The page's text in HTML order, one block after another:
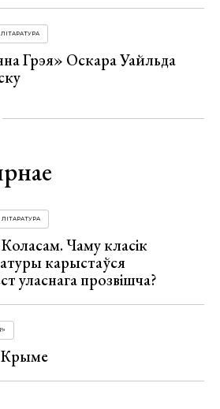
ЛІТАРАТУРА
Грэя» Оскара Уайльда
ЛІТАРАТУРА
Чаму класік
карыстаўся
уласнага прозвішча?
Крыме